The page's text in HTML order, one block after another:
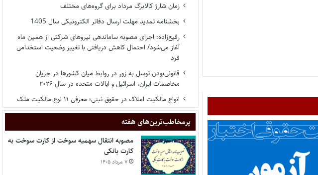
زمان شارژ کالابرگ مرداد برای گروه‌های مختلف
بخشنامه تمدید مهلت ارسال دفاتر الکترونیکی سال 1405
رفیع‌زاده: اجرای مصوبه ساماندهی نیروهای شرکتی از همین ماه
آغاز می‌شود/ احتمال کاهش دریافتی با تغییر وضعیت استخدامی
فرد
قانونی‌بودن توسل به زور در روابط میان کشورها در جریان
مخاصمات ایران، اسرائیل و ایالات متحده در سال ۲۰۲۶
انواع مالکیت املاک در حقوق ثبتی؛ معرفی ۱۱ نوع مالکیت ملک
پر‌مخاطب‌ترین‌های هفته
مصوبه انتقال سهمیه سوخت از کارت سوخت به
کارت بانکی
۷ مرداد ۱۴۰۵